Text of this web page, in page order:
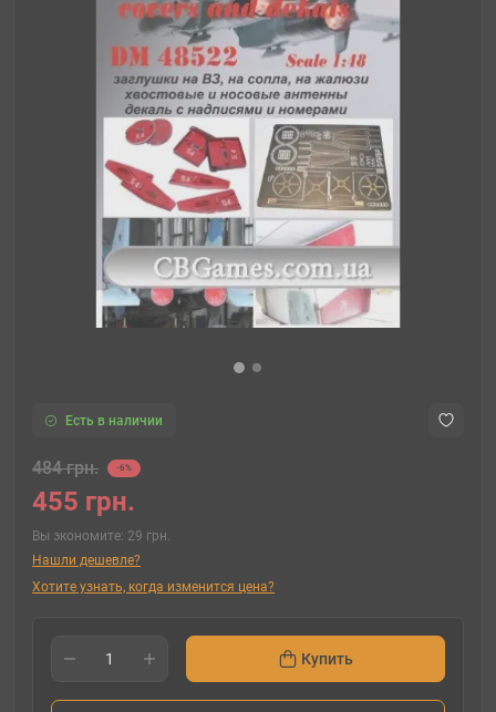
Есть в наличии
484 грн. -6%
455 грн.
Вы экономите: 29 грн.
Нашли дешевле?
Хотите узнать, когда изменится цена?
Купить